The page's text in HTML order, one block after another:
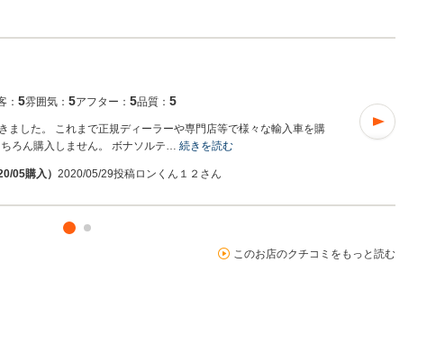
： 5雰囲気： 5アフター： 5品質： 5
ました。 これまで正規ディーラーや専門店等で様々な輸入車を購
ろん購入しません。 ボナソルテ… 続きを読む
05購入） 2020/05/29投稿ロンくん１２さん
このお店のクチコミをもっと読む